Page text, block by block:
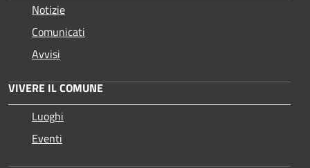
Notizie
Comunicati
Avvisi
VIVERE IL COMUNE
Luoghi
Eventi